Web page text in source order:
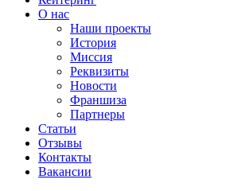
О нас
Наши проекты
История
Миссия
Реквизиты
Новости
Франшиза
Партнеры
Статьи
Отзывы
Контакты
Вакансии